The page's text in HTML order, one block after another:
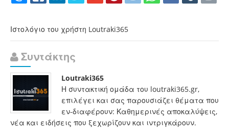
Ιστολόγιο του χρήστη Loutraki365
Συντάκτης
Loutraki365
Η συντακτική ομάδα του loutraki365.gr,
επιλέγει και σας παρουσιάζει θέματα που
εν-διαφέρουν: Καθημερινές αποκαλύψεις,
νέα και ειδήσεις που ξεχωρίζουν και ιντριγκάρουν.